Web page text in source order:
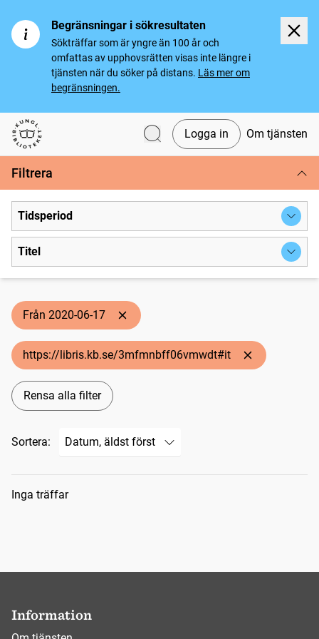
Begränsningar i sökresultaten
Sökträffar som är yngre än 100 år och
omfattas av upphovsrätten visas inte längre i
tjänsten när du söker på distans. Läs mer om
begränsningen.
Svenska tidningar
Logga in Om tjänsten
Filtrera
Tidsperiod
Titel
Från 2020-06-17
https://libris.kb.se/3mfmnbff06vmwdt#it
Rensa alla filter
Sortera:
Sökresultat
Inga träffar
Information